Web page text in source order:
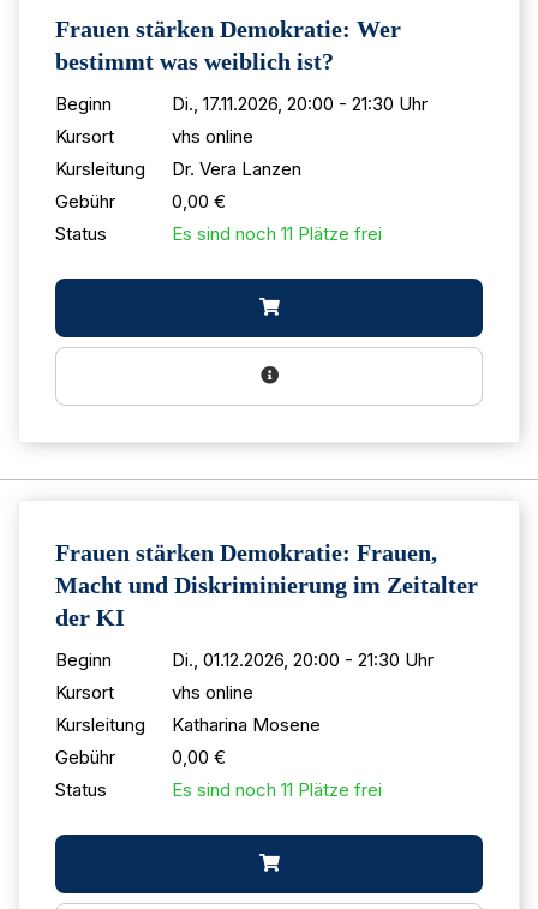
Frauen stärken Demokratie: Wer
bestimmt was weiblich ist?
Beginn
Di., 17.11.2026, 20:00 - 21:30 Uhr
Kursort
vhs online
Kursleitung
Dr. Vera Lanzen
Gebühr
0,00 €
Status
Es sind noch 11 Plätze frei
Frauen stärken Demokratie: Frauen,
Macht und Diskriminierung im Zeitalter
der KI
Beginn
Di., 01.12.2026, 20:00 - 21:30 Uhr
Kursort
vhs online
Kursleitung
Katharina Mosene
Gebühr
0,00 €
Status
Es sind noch 11 Plätze frei